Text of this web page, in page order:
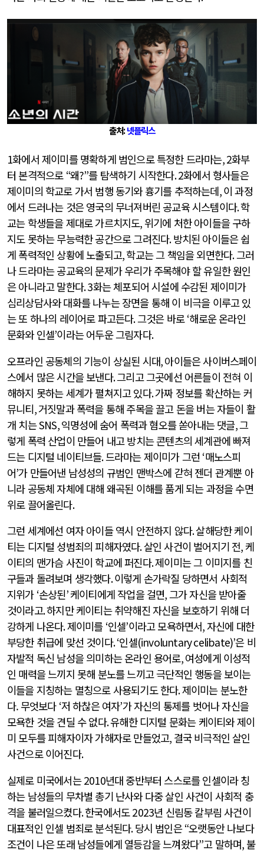
출처:넷플릭스
1화에서 제이미를 명확하게 범인으로 특정한 드라마는, 2화부
터 본격적으로 “왜?”를 탐색하기 시작한다. 2화에서 형사들은
제이미의 학교로 가서 범행 동기와 흉기를 추적하는데,이 과정
에서 드러나는 것은 영국의 무너져버린 공교육 시스템이다.학
교는 학생들을 제대로 가르치지도,위기에 처한 아이들을 구하
지도 못하는 무능력한 공간으로 그려진다.방치된 아이들은 쉽
게 폭력적인 상황에 노출되고,학교는 그 책임을 외면한다.그러
나 드라마는 공교육의 문제가 우리가 주목해야 할 유일한 원인
은 아니라고 말한다. 3화는 체포되어 시설에 수감된 제이미가
심리상담사와 대화를 나누는 장면을 통해 이 비극을 이루고 있
는 또 하나의 레이어로 파고든다.그것은 바로‘해로운 온라인
문화와 인셀’이라는 어두운 그림자다.
오프라인 공동체의 기능이 상실된 시대,아이들은 사이버스페이
스에서 많은 시간을 보낸다.그리고 그곳에선 어른들이 전혀 이
해하지 못하는 세계가 펼쳐지고 있다.가짜 정보를 확산하는 커
뮤니티,거짓말과 폭력을 통해 주목을 끌고 돈을 버는 자들이 활
개 치는SNS,익명성에 숨어 폭력과 혐오를 쏟아내는 댓글,그
렇게 폭력 산업이 만들어 내고 방치는 콘텐츠의 세계관에 빠져
드는 디지털 네이티브들.드라마는 제이미가 그런 ‘매노스피
어’가 만들어낸 남성성의 규범인 맨박스에 갇혀 젠더 관계뿐 아
니라 공동체 자체에 대해 왜곡된 이해를 품게 되는 과정을 수면
위로 끌어올린다.
그런 세계에선 여자 아이들 역시 안전하지 않다.살해당한 케이
티는 디지털 성범죄의 피해자였다.살인 사건이 벌어지기 전, 케
이티의 맨가슴 사진이 학교에 퍼진다.제이미는 그 이미지를 친
구들과 돌려보며 생각했다.이렇게 손가락질 당하면서 사회적
지위가 ‘손상된’케이티에게 작업을 걸면,그가 자신을 받아줄
것이라고.하지만 케이티는 취약해진 자신을 보호하기 위해 더
강하게 나온다.제이미를 ‘인셀’이라고 모욕하면서,자신에 대한
부당한 취급에 맞선 것이다. ‘인셀(involuntary celibate)’은 비
자발적 독신 남성을 의미하는 온라인 용어로,여성에게 이성적
인 매력을 느끼지 못해 분노를 느끼고 극단적인 행동을 보이는
이들을 지칭하는 멸칭으로 사용되기도 한다.제이미는 분노한
다. 무엇보다 ‘저 하찮은 여자’가 자신의 통제를 벗어나 자신을
모욕한 것을 견딜 수 없다.유해한 디지털 문화는 케이티와 제이
미 모두를 피해자이자 가해자로 만들었고, 결국 비극적인 살인
사건으로 이어진다.
실제로 미국에서는2010년대 중반부터 스스로를 인셀이라 칭
하는 남성들의 무차별 총기 난사와 다중 살인 사건이 사회적 충
격을 불러일으켰다.한국에서도2023년 신림동 칼부림 사건이
대표적인 인셀 범죄로 분석된다.당시 범인은“오랫동안 나보다
조건이 나은 또래 남성들에게 열등감을 느껴왔다”고 말하며, 불